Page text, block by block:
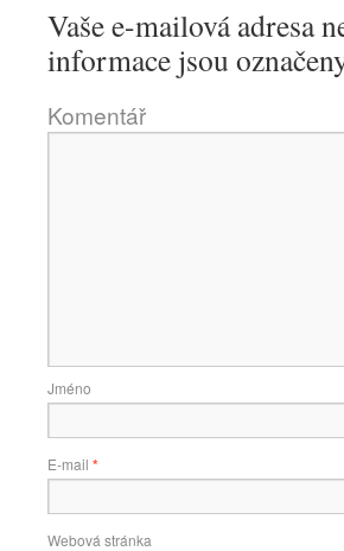
Vaše e-mailová adresa
informace jsou
Komentář
Jméno
E-mail *
Webová stránka